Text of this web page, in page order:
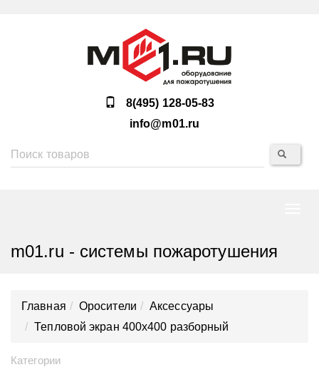
8(495) 128-05-83
info@m01.ru
m01.ru - системы пожаротушения
Главная Оросители
Аксессуары
Тепловой экран 400х400 разборный
Категории